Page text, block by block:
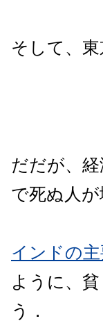
そして、
だだが、
で死ぬ人が
インドの
ように、
う．